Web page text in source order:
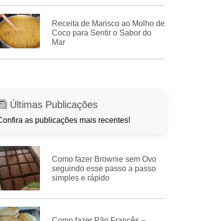
Receita de Marisco ao Molho de
Coco para Sentir o Sabor do
Mar
Últimas Publicações
as publicações mais recentes!
Como fazer Brownie sem Ovo
seguindo esse passo a passo
simples e rápido